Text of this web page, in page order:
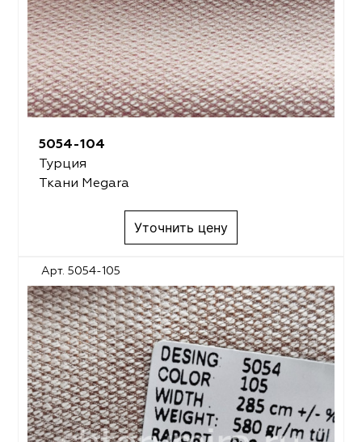
5054-104
Турция
Ткани Megara
Уточнить цену
Арт. 5054-105